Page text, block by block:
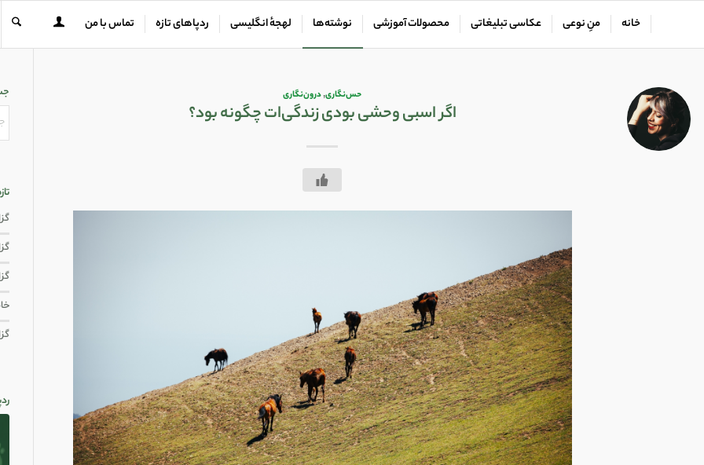
خانه منِ نوعی عکاسی تبلیغاتی محصولات آموزشی نوشته‌ها لهجهٔ انگلیسی ردپاهای تازه تماس با من
حس‌نگاری,درون‌نگاری
اگر اسبی وحشی بودی زندگی‌ات چگونه بود؟